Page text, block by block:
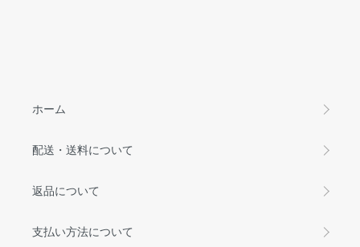
ホーム
配送・送料について
返品について
支払い方法について